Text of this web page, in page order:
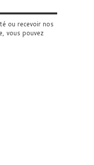
ou recevoir nos
vous pouvez